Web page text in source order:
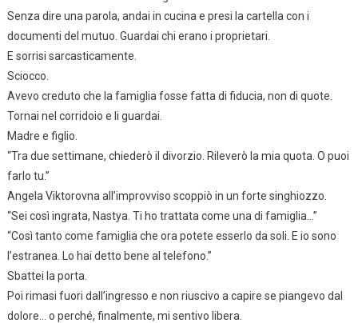
Senza dire una parola, andai in cucina e presi la cartella con i
documenti del mutuo. Guardai chi erano i proprietari.
E sorrisi sarcasticamente.
Sciocco.
Avevo creduto che la famiglia fosse fatta di fiducia, non di quote.
Tornai nel corridoio e li guardai.
Madre e figlio.
“Tra due settimane, chiederò il divorzio. Rileverò la mia quota. O puoi
farlo tu.”
Angela Viktorovna all’improvviso scoppiò in un forte singhiozzo.
“Sei così ingrata, Nastya. Ti ho trattata come una di famiglia…”
“Così tanto come famiglia che ora potete esserlo da soli. E io sono
l’estranea. Lo hai detto bene al telefono.”
Sbattei la porta.
Poi rimasi fuori dall’ingresso e non riuscivo a capire se piangevo dal
dolore… o perché, finalmente, mi sentivo libera.